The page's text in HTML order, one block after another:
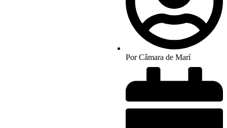
PorCâmara de Marí